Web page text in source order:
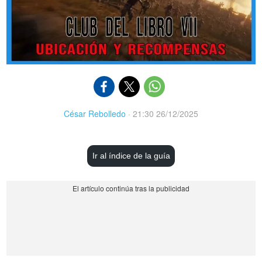
César Rebolledo · 21:30 26/12/2025
Ir al índice de la guía